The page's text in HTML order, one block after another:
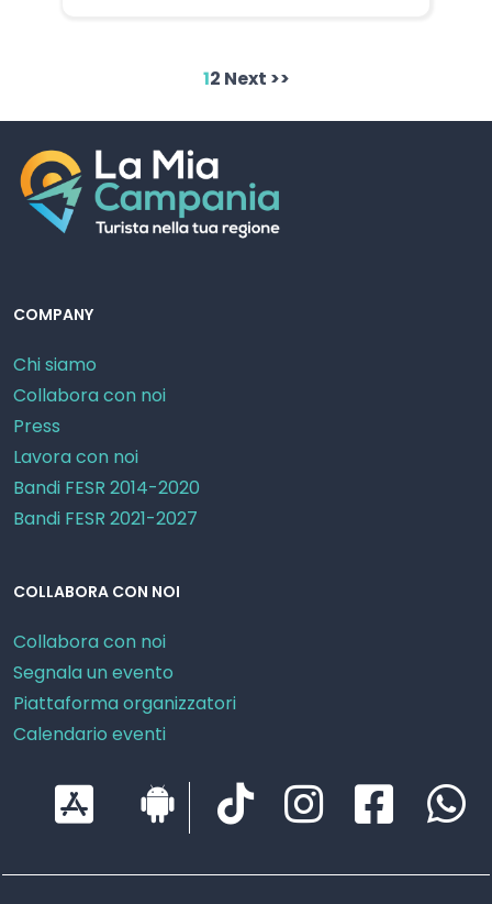
12 Next >>
COMPANY
Chi siamo
Collabora con noi
Press
Lavora con noi
Bandi FESR 2014-2020
Bandi FESR 2021-2027
COLLABORA CON NOI
Collabora con noi
Segnala un evento
Piattaforma organizzatori
Calendario eventi